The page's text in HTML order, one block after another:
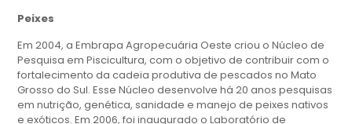
Peixes
Em 2004, a Embrapa Agropecuária Oeste criou o Núcleo de
Pesquisa em Piscicultura, com o objetivo de contribuir com o
fortalecimento da cadeia produtiva de pescados no Mato
Grosso do Sul. Esse Núcleo desenvolve há 20 anos pesquisas
em nutrição, genética, sanidade e manejo de peixes nativos
e exóticos. Em 2006, foi inaugurado o Laboratório de